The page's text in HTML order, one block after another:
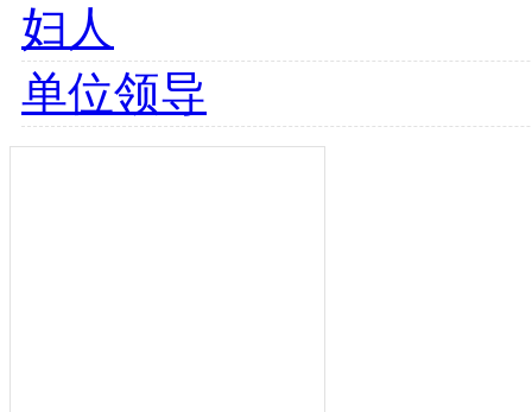
妇人
单位领导